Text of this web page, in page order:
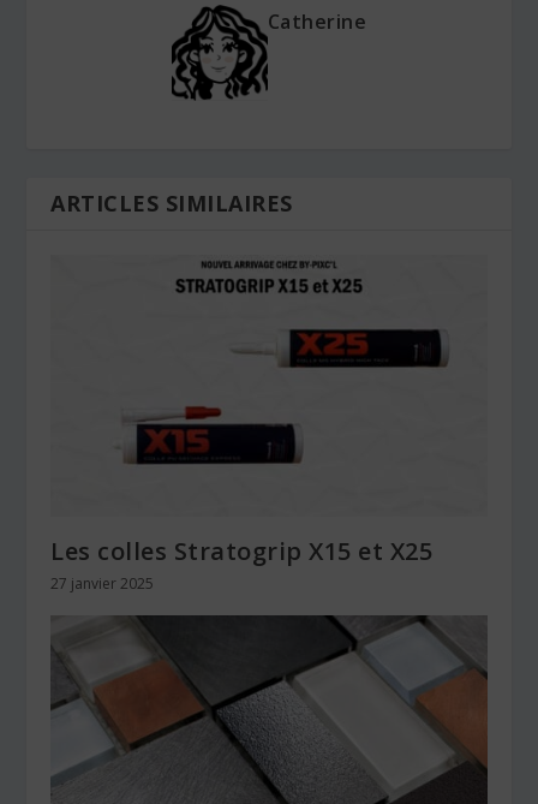
Catherine
ARTICLES SIMILAIRES
Les colles Stratogrip X15 et X25
27 janvier 2025